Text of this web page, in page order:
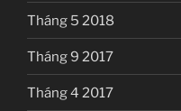
Tháng 5 2018
Tháng 9 2017
Tháng 4 2017